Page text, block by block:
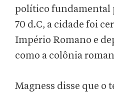
político fundamental
70 d.C, a cidade foi
Império Romano e
como a colônia
Magness disse que o